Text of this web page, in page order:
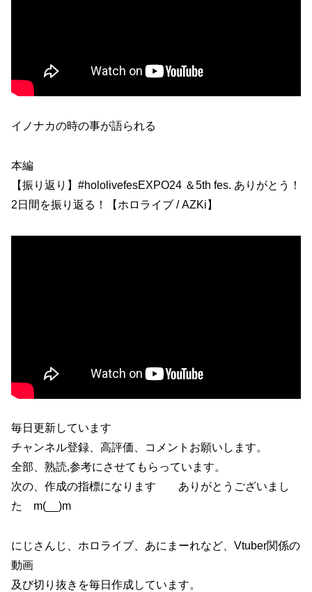
イノナカの時の事が語られる
本編
【振り返り】#hololivefesEXPO24 ＆5th fes. ありがとう！
2日間を振り返る！【ホロライブ / AZKi】
毎日更新しています
チャンネル登録、高評価、コメントお願いします。
全部、熟読,参考にさせてもらっています。
次の、作成の指標になります ありがとうございまし
た m(__)m
にじさんじ、ホロライブ、あにまーれなど、Vtuber関係の
動画
及び切り抜きを毎日作成しています。